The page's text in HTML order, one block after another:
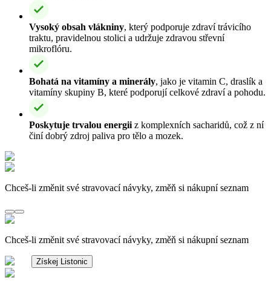
Vysoký obsah vlákniny, který podporuje zdraví trávicího
traktu, pravidelnou stolici a udržuje zdravou střevní
mikroflóru.
Bohatá na vitamíny a minerály, jako je vitamin C, draslík a
vitamíny skupiny B, které podporují celkové zdraví a pohodu.
Poskytuje trvalou energii z komplexních sacharidů, což z ní
činí dobrý zdroj paliva pro tělo a mozek.
Chceš-li změnit své stravovací návyky, změň si nákupní seznam
Chceš-li změnit své stravovací návyky, změň si nákupní seznam
Získej Listonic